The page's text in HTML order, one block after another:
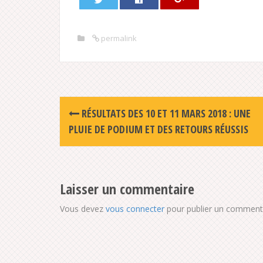
permalink
Post
navigation
RÉSULTATS DES 10 ET 11 MARS 2018 : UNE
PLUIE DE PODIUM ET DES RETOURS RÉUSSIS
Laisser un commentaire
Vous devez vous connecterpour publier un